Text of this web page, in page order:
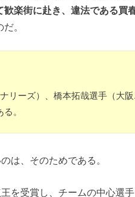
楽街に赴き、違法である買
。
リーズ）、橋本拓哉選手（大
。
は、そのためである。
を受賞し、チームの中心選